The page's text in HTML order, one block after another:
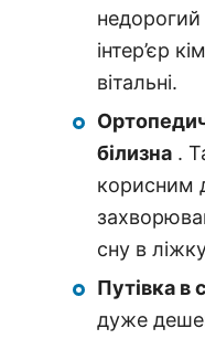
інтер’єр
вітальні.
білизна .
корисним
сну в
Путівка в
дуже